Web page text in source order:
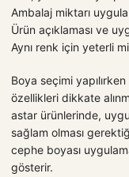
Ambalaj miktarı
Ürün açıklaması ve
Aynı renk için yeterli
Boya seçimi
özellikleri dikkate
astar ürünlerinde,
sağlam olması
cephe boyası
gösterir.